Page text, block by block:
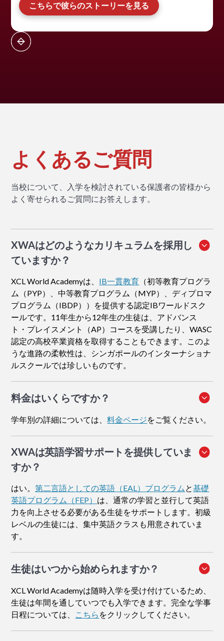
こちらで彼らのストーリーを見る
よくあるご質問
当校について、入学を検討されている保護者の皆様から
よく寄せられるご質問にお答えします。
XWAはどのようなカリキュラムを採用し
ていますか？
XCL World Academyは、 IB一貫教育 （初等教育プログラ
ム（PYP）、中等教育プログラム（MYP）、ディプロマ
プログラム（IBDP））を提供する認定IBワールドスク
ールです。11年生から12年生の生徒は、アドバンス
ト・プレイスメント（AP）コースを受講したり、WASC
認定の高校卒業資格を取得することもできます。このよ
うな進路の柔軟性は、シンガポールのインターナショナ
ルスクールでは珍しいものです。
料金はいくらですか？
学年別の詳細については、料金ページをご覧ください。
XWAは英語学習サポートを提供していま
すか？
はい。第二言語としての英語（EAL）プログラム と基礎
英語プログラム（FEP） は、通常の学習と並行して英語
力を向上させる必要がある生徒をサポートします。初級
レベルの生徒には、集中英語クラスも用意されていま
す。
生徒はいつから始められますか？
XCL World Academyは随時入学を受け付けているため、
生徒は年間を通していつでも入学できます。完全な学事
日程については、 こちら をクリックしてください。